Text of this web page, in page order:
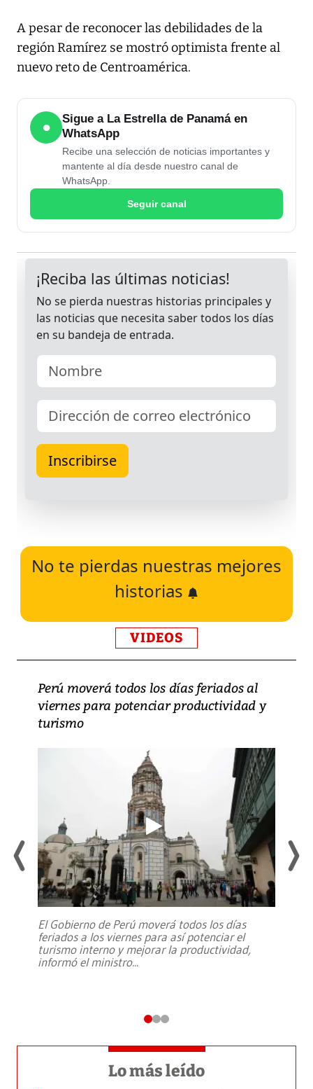
A pesar de reconocer las debilidades de la
región Ramírez se mostró optimista frente al
nuevo reto de Centroamérica.
●
Sigue a La Estrella de Panamá en
WhatsApp
Recibe una selección de noticias importantes y
mantente al día desde nuestro canal de
WhatsApp.
Seguir canal
No te pierdas nuestras mejores
historias
VIDEOS
Perú moverá todos los días feriados al
viernes para potenciar productividad y
turismo
El Gobierno de Perú moverá todos los días
feriados a los viernes para así potenciar el
turismo interno y mejorar la productividad,
informó el ministro...
Lo más leído